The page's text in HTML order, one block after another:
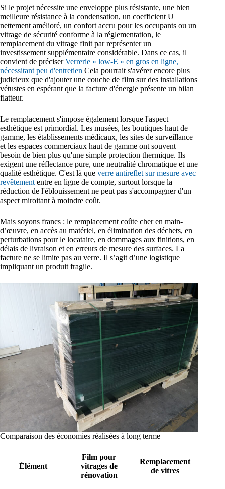
Si le projet nécessite une enveloppe plus résistante, une bien
meilleure résistance à la condensation, un coefficient U
nettement amélioré, un confort accru pour les occupants ou un
vitrage de sécurité conforme à la réglementation, le
remplacement du vitrage finit par représenter un
investissement supplémentaire considérable. Dans ce cas, il
convient de préciserVerrerie « low-E » en gros en ligne,
nécessitant peu d'entretien Cela pourrait s'avérer encore plus
judicieux que d'ajouter une couche de film sur des installations
vétustes en espérant que la facture d'énergie présente un bilan
flatteur.
Le remplacement s'impose également lorsque l'aspect
esthétique est primordial. Les musées, les boutiques haut de
gamme, les établissements médicaux, les sites de surveillance
et les espaces commerciaux haut de gamme ont souvent
besoin de bien plus qu'une simple protection thermique. Ils
exigent une réflectance pure, une neutralité chromatique et une
qualité esthétique. C'est là que verre antireflet sur mesure avec
revêtement entre en ligne de compte, surtout lorsque la
réduction de l'éblouissement ne peut pas s'accompagner d'un
aspect miroitant à moindre coût.
Mais soyons francs : le remplacement coûte cher en main-
d’œuvre, en accès au matériel, en élimination des déchets, en
perturbations pour le locataire, en dommages aux finitions, en
délais de livraison et en erreurs de mesure des surfaces. La
facture ne se limite pas au verre. Il s’agit d’une logistique
impliquant un produit fragile.
Comparaison des économies réalisées à long terme
Élément
Film pour
vitrages de
rénovation
Remplacement
de vitres